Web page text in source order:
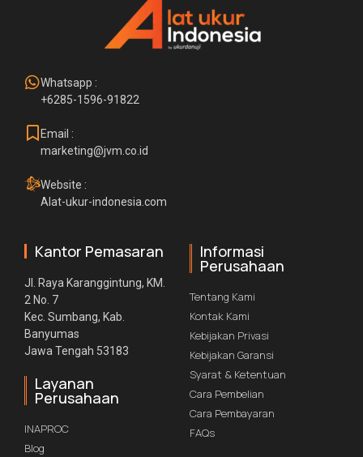
Whatsapp :
+6285-1596-91822
Email :
marketing@jvm.co.id
Website :
Alat-ukur-indonesia.com
Kantor Pemasaran
Jl. Raya Karanggintung, KM.
2 No. 7
Kec. Sumbang, Kab.
Banyumas
Jawa Tengah 53183
Layanan
Perusahaan
INAPROC
Blog
Informasi
Perusahaan
Tentang Kami
Kontak Kami
Kebijakan Privasi
Kebijakan Garansi
Syarat & Ketentuan
Cara Pembelian
Cara Pembayaran
FAQs